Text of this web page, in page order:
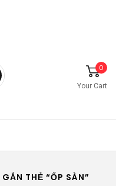
0
Your Cart
THẺ “ỐP SÀN”